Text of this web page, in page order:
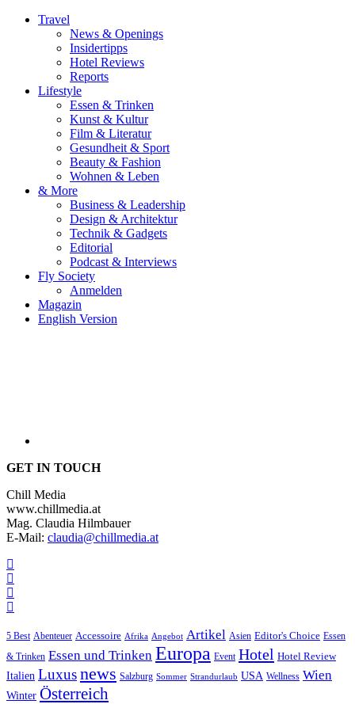
Travel
News & Openings
Insidertipps
Hotel Reviews
Reports
Lifestyle
Essen & Trinken
Kunst & Kultur
Film & Literatur
Gesundheit & Sport
Beauty & Fashion
Wohnen & Leben
& More
Business & Leadership
Design & Architektur
Technik & Gadgets
Editorial
Podcast & Interviews
Fly Society
Anmelden
Magazin
English Version
GET IN TOUCH
Chill Media
www.chillmedia.at
Mag. Claudia Hilmbauer
E-Mail: claudia@chillmedia.at
5 Best Abenteuer Accessoire Afrika Angebot Artikel Asien Editor's Choice Essen
& Trinken Essen und Trinken Europa Event Hotel Hotel Review
Italien Luxusnews Salzburg Sommer Strandurlaub USA Wellness Wien
Winter Österreich